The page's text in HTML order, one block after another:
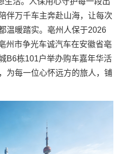
伴万千车主奔赴山海，让每次
温暖踏实。亳州人保于2026
州市争光车诚汽车在安徽省亳
B6栋101户举办购车嘉年华活
为每一位心怀远方的旅人，铺